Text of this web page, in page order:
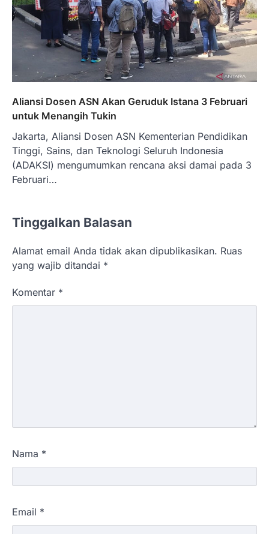
Aliansi Dosen ASN Akan Geruduk Istana 3 Februari
untuk Menangih Tukin
Jakarta, Aliansi Dosen ASN Kementerian Pendidikan
Tinggi, Sains, dan Teknologi Seluruh Indonesia
(ADAKSI) mengumumkan rencana aksi damai pada 3
Februari…
Tinggalkan Balasan
Alamat email Anda tidak akan dipublikasikan. Ruas
yang wajib ditandai *
Komentar *
Nama *
Email *